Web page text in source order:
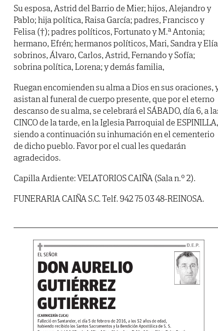
Su esposa, Astrid del Barrio de Mier; hijos, Alejandro y
Pablo; hija política, Raisa García; padres, Francisco y
Felisa (†); padres políticos, Fortunato y M.ª Antonia;
hermano, Efrén; hermanos políticos, Mari, Sandra y
sobrinos, Álvaro, Carlos, Astrid, Fernando y Sofía;
sobrina política, Lorena; y demás familia,
Ruegan encomienden su alma a Dios en sus oraciones,
asistan al funeral de cuerpo presente, que por el eterno
descanso de su alma, se celebrará el SÁBADO, día 6, a
CINCO de la tarde, en la Iglesia Parroquial de ESPINILLA,
siendo a continuación su inhumación en el cementerio
de dicho pueblo. Favor por el cual les quedarán
agradecidos.
Capilla Ardiente: VELATORIOS CAIÑA (Sala n.º 2).
FUNERARIA CAIÑA S.C. Telf. 942 75 03 48-REINOSA.